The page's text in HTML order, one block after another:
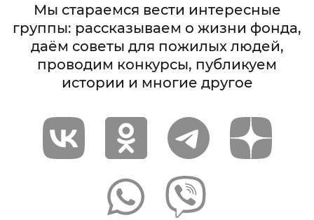
Мы стараемся вести интересные
группы: рассказываем о жизни фонда,
даём советы для пожилых людей,
проводим конкурсы, публикуем
истории и многие другое